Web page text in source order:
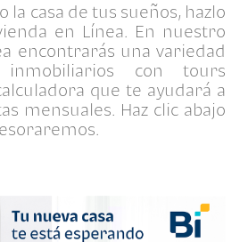
la casa de tus sueños, hazlo
en Línea. En nuestro
encontrarás una variedad
con tours
que te ayudará a
mensuales. Haz clic abajo